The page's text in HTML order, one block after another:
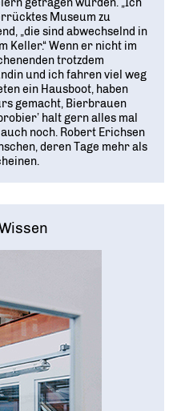
Museum zu
„die sind abwechselnd in
Keller.“ Wenn er nicht im
trotzdem
und ich fahren viel weg
ein Hausboot, haben
gemacht, Bierbrauen
halt gern alles mal
noch. Robert Erichsen
deren Tage mehr als